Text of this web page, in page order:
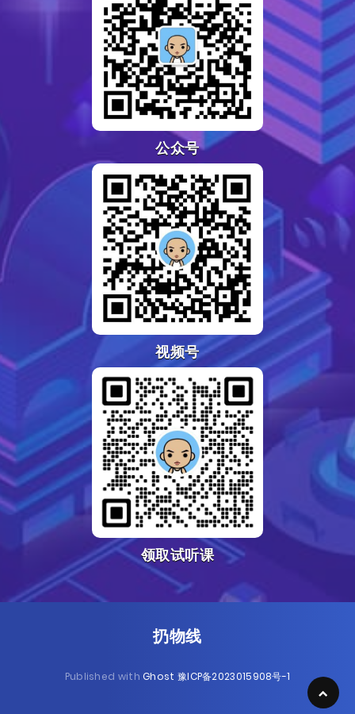
公众号
视频号
领取试听课
扔物线
Published with Ghost 豫ICP备2023015908号-1